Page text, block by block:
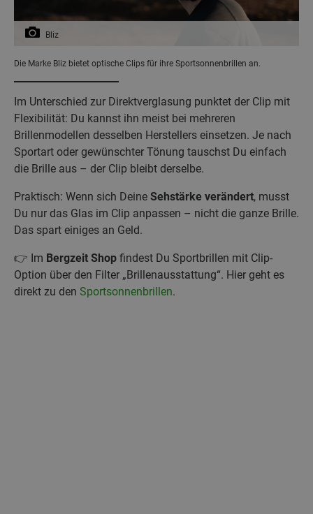
Bliz
Die Marke Bliz bietet optische Clips für ihre Sportsonnenbrillen an.
Im Unterschied zur Direktverglasung punktet der Clip mit
Flexibilität: Du kannst ihn meist bei mehreren
Brillenmodellen desselben Herstellers einsetzen. Je nach
Sportart oder gewünschter Tönung tauschst Du einfach
die Brille aus – der Clip bleibt derselbe.
Praktisch: Wenn sich Deine Sehstärke verändert, musst
Du nur das Glas im Clip anpassen – nicht die ganze Brille.
Das spart einiges an Geld.
👉 Im Bergzeit Shop findest Du Sportbrillen mit Clip-
Option über den Filter „Brillenausstattung“. Hier geht es
direkt zu den Sportsonnenbrillen.